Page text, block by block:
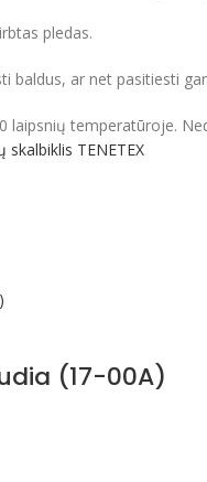
pledas.
baldus, ar net pasitiesti
laipsnių temperatūroje.
TENETEX
(17-00A)